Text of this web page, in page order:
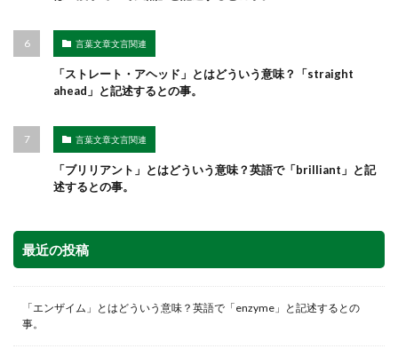
言葉文章文言関連
「ストレート・アヘッド」とはどういう意味？「straight
ahead」と記述するとの事。
言葉文章文言関連
「ブリリアント」とはどういう意味？英語で「brilliant」と記
述するとの事。
最近の投稿
「エンザイム」とはどういう意味？英語で「enzyme」と記述するとの
事。